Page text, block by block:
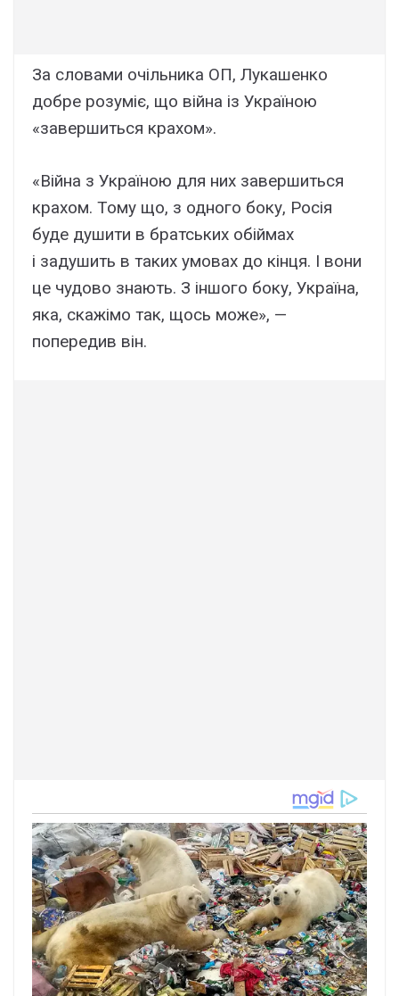
За словами очільника ОП, Лукашенко
добре розуміє, що війна із Україною
«завершиться крахом».
«Війна з Україною для них завершиться
крахом. Тому що, з одного боку, Росія
буде душити в братських обіймах
і задушить в таких умовах до кінця. І вони
це чудово знають. З іншого боку, Україна,
яка, скажімо так, щось може», —
попередив він.